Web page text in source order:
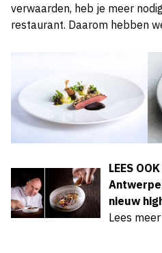
verwaarden, heb je meer
restaurant. Daarom hebben
LEES OOK
nieuw
Lees meer